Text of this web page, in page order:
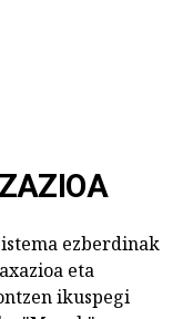
ezberdinak
eta
ikuspegi